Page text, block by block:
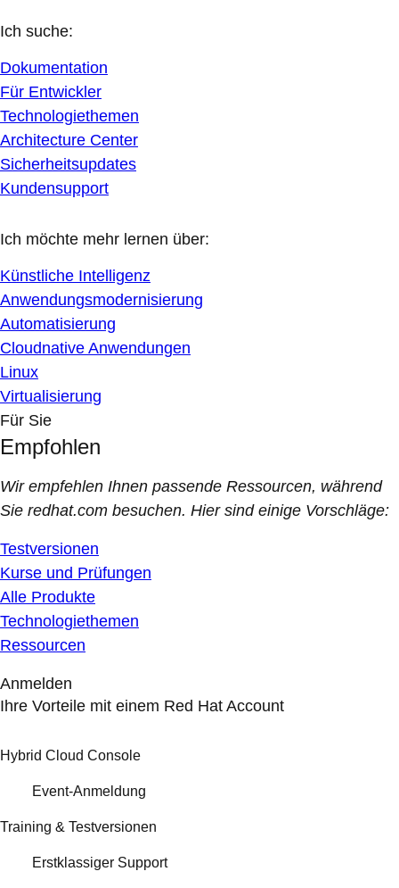
Ich suche:
Dokumentation
Für Entwickler
Technologiethemen
Architecture Center
Sicherheitsupdates
Kundensupport
Ich möchte mehr lernen über:
Künstliche Intelligenz
Anwendungsmodernisierung
Automatisierung
Cloudnative Anwendungen
Linux
Virtualisierung
Für Sie
Empfohlen
Wir empfehlen Ihnen passende Ressourcen, während
Sie redhat.com besuchen. Hier sind einige Vorschläge:
Testversionen
Kurse und Prüfungen
Alle Produkte
Technologiethemen
Ressourcen
Anmelden
Ihre Vorteile mit einem Red Hat Account
Hybrid Cloud Console
Event-Anmeldung
Training & Testversionen
Erstklassiger Support